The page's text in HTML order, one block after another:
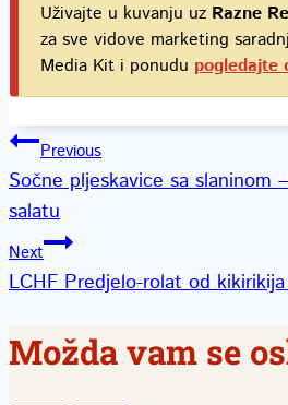
Uživajte u kuvanju uz Razne
za sve vidove marketing
Media Kit i ponudu pogledajte
Kretanje
članka
Previous
Sočne pljeskavice sa slaninom
salatu
Next
LCHF Predjelo-rolat od
Možda vam se